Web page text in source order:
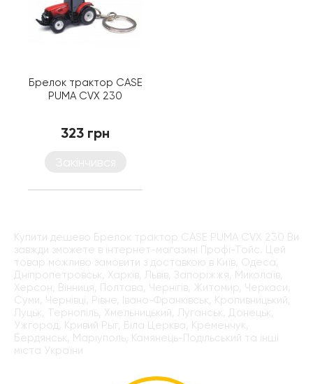
Брелок трактор CASE
PUMA CVX 230
323 грн
Купити дешево Брелок трактор CASE PUMA CVX 230 Ви
завжди зможете в інтернет-магазині Профі-Тойс. Цей
товар можливо замовити з доставкою в Київ, Одеса,
Дніпропетровськ, Харків, Львів, Запоріжжя, Миколаїв,
Херсон, Вінниця, Полтава, Чернігів, Житомир, Черкаси,
Суми, Чернівці, Рівне, Івано-Франківськ, Кропивницький,
Луцьк, Тернопіль, Хмельницький, Луганськ, Донецьк,
Ужгород, Кривий Рыг, Біла Церква, Кременчук,
Бердянськ, Маріуполь, Камянець-Подільський та інші
міста України